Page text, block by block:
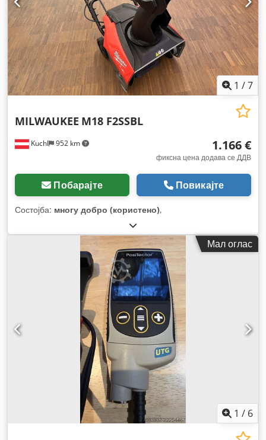
1 /7
Kuchl 952 km
MILWAUKEE M18 F2SSBL
1.166 €
фиксна цена додава се ДДВ
Побарајте Повикајте
Состојба: многу добро (користено),
Мал оглас
1 / 6